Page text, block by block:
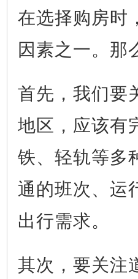
在选择购房时
因素之一。那
首先，我们要
地区，应该有
铁、轻轨等多
通的班次、运
出行需求。
其次，要关注